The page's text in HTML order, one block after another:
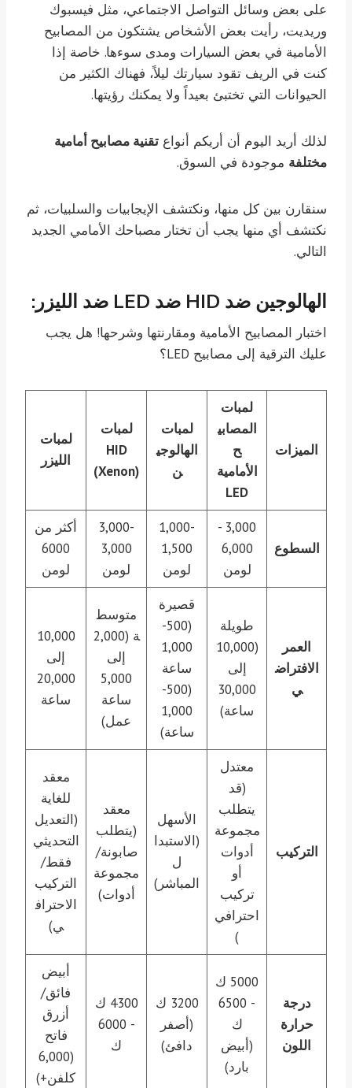
على بعض وسائل التواصل الاجتماعي، مثل فيسبوك
وريديت، رأيت بعض الأشخاص يشتكون من المصابيح
الأمامية في بعض السيارات ومدى سوءها. خاصة إذا
كنت في الريف تقود سيارتك ليلاً، فهناك الكثير من
الحيوانات التي تختبئ بعيداً ولا يمكنك رؤيتها.
لذلك أريد اليوم أن أريكم أنواع تقنية مصابيح أمامية
مختلفة موجودة في السوق.
سنقارن بين كل منها، ونكتشف الإيجابيات والسلبيات، ثم
نكتشف أي منها يجب أن تختار مصباحك الأمامي الجديد
التالي.
الهالوجين ضد HID ضد LED ضد الليزر :
اختبار المصابيح الأمامية ومقارنتها وشرحها! هل يجب
عليك الترقية إلى مصابيح LED؟
الميزات
لمبات
المصابي
ح
الأمامية
LED
لمبات
الهالوجي
ن
لمبات
HID
(Xenon)
لمبات
الليزر
السطوع
3,000 -
6,000
لومن
1,000-
1,500
لومن
3,000-
3,000
لومن
أكثر من
6000
لومن
العمر
الافتراض
ي
طويلة
(10,000
إلى
30,000
ساعة)
قصيرة
(500-
1,000
ساعة
(500-
1,000
ساعة)
متوسط
ة (2,000
إلى
5,000
ساعة
عمل)
10,000
إلى
20,000
ساعة
التركيب
معتدل
(قد
يتطلب
مجموعة
أدوات
أو
تركيب
احترافي
)
الأسهل
(الاستبدا
ل
المباشر)
معقد
(يتطلب
صابونة/
مجموعة
أدوات)
معقد
للغاية
(التعديل
التحديثي
فقط/
التركيب
الاحتراف
ي)
درجة
حرارة
اللون
5000 ك
- 6500
ك
(أبيض
بارد)
3200 ك
(أصفر
دافئ)
4300 ك
- 6000
ك
أبيض
فائق/
أزرق
فاتح
(6,000
كلفن+)